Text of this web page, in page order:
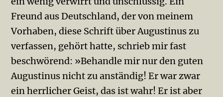
Freund aus Deut­schland, der von meinem
Vorhaben, diese Schrift über Au­gustinus zu
verfassen, gehört hatte, schrieb mir fast
beschwörend: »Behandle mir nur den guten
Augustinus nicht zu anständig! Er war zwar
ein herrlicher Geist, das ist wahr! Er ist aber